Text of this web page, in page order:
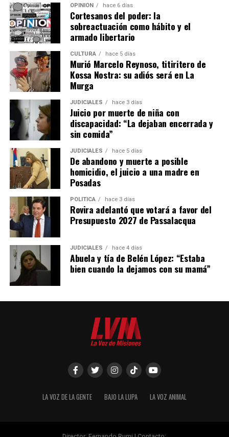
OPINIÓN hace 6 días
Cortesanos del poder: la
sobreactuación como hábito y el
armado libertario
CULTURA hace 5 días
Murió Marcelo Reynoso, titiritero de
Kossa Nostra: su adiós será en La
Murga
JUDICIALES hace 3 días
Juicio por muerte de niña con
discapacidad: “La dejaban encerrada y
sin comida”
JUDICIALES hace 5 días
De abandono y muerte a posible
homicidio, el juicio a una madre en
Posadas
POLÍTICA hace 3 días
Rovira adelantó que votará a favor del
Presupuesto 2027 de Passalacqua
JUDICIALES hace 4 días
Abuela y tía de Belén López: “Estaba
bien cuando la dejamos con su mamá”
LA VOZ DE LA GENTE BAJO LA LUPA LA VOZ ANIMAL